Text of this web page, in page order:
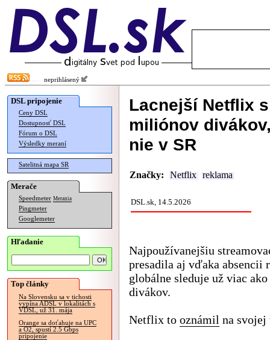
neprihlásený
DSL pripojenie
Ceny DSL
Dostupnosť DSL
Fórum o DSL
Výsledky meraní
Satelitná mapa SR
Merače
Speedmeter Merania
Pingmeter
Googlemeter
Hľadanie
Top články
Na Slovensku sa v tichosti
vypína ADSL v lokalitách s
VDSL, už 31. mája
Orange sa doťahuje na UPC
a O2, spustí 2.5 Gbps
pripojenie
Lacnejší Netflix
miliónov
nie v SR
Značky: Netflix reklama
DSL.sk, 14.5.2026
Najpoužívanejšiu
presadila aj vďaka absencii
globálne sleduje už viac
divákov.
Netflix to oznámil na